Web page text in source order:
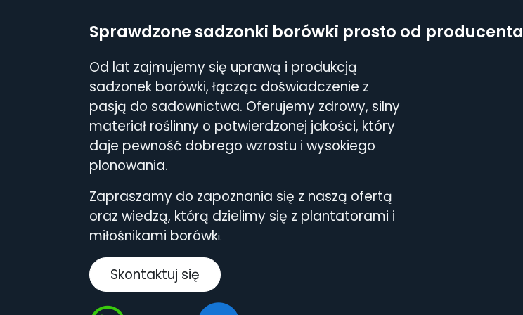
Sprawdzone sadzonki borówki prosto od producenta
Od lat zajmujemy się uprawą i produkcją
sadzonek borówki, łącząc doświadczenie z
pasją do sadownictwa. Oferujemy zdrowy, silny
materiał roślinny o potwierdzonej jakości, który
daje pewność dobrego wzrostu i wysokiego
plonowania.
Zapraszamy do zapoznania się z naszą ofertą
oraz wiedzą, którą dzielimy się z plantatorami i
miłośnikami borówki.
Skontaktuj się